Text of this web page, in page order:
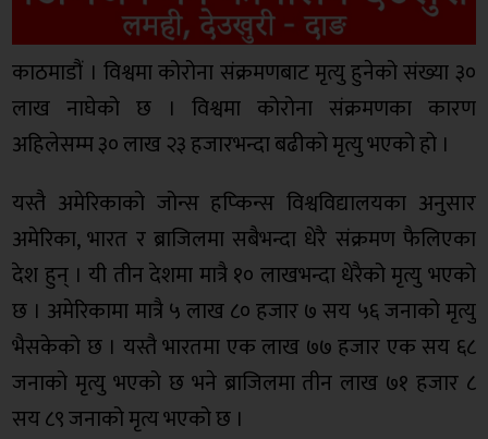
काठमाडौं । विश्वमा कोरोना संक्रमणबाट मृत्यु हुनेको संख्या ३०
लाख नाघेको छ । विश्वमा कोरोना संक्रमणका कारण
अहिलेसम्म ३० लाख २३ हजारभन्दा बढीको मृत्यु भएको हो ।
यस्तै अमेरिकाको जोन्स हप्किन्स विश्वविद्यालयका अनुसार
अमेरिका, भारत र ब्राजिलमा सबैभन्दा धेरै संक्रमण फैलिएका
देश हुन् । यी तीन देशमा मात्रै १० लाखभन्दा धेरैको मृत्यु भएको
छ । अमेरिकामा मात्रै ५ लाख ८० हजार ७ सय ५६ जनाको मृत्यु
भैसकेको छ । यस्तै भारतमा एक लाख ७७ हजार एक सय ६८
जनाको मृत्यु भएको छ भने ब्राजिलमा तीन लाख ७१ हजार ८
सय ८९ जनाको मृत्य भएको छ ।